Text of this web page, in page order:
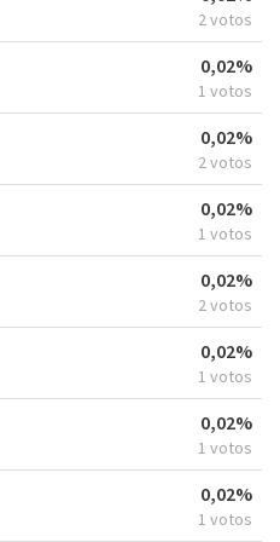
2 votos
0,02%
1 votos
0,02%
2 votos
0,02%
1 votos
0,02%
2 votos
0,02%
1 votos
0,02%
1 votos
0,02%
1 votos